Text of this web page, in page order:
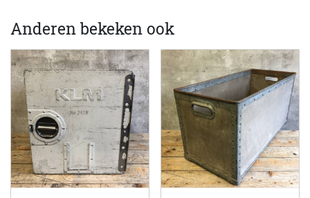
Anderen bekeken ook